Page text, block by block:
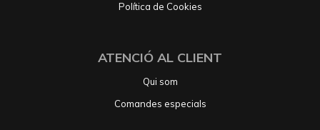
Política de Cookies
ATENCIÓ AL CLIENT
Qui som
Comandes especials